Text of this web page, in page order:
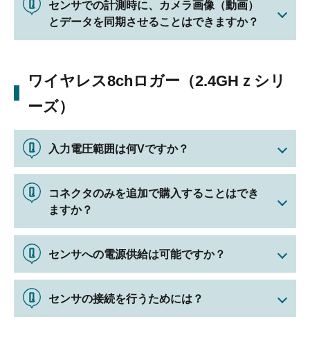
センサでの計測時に、カメラ画像（動画）
とデータを同期させることはできますか？
ワイヤレス8chロガー（2.4GHｚシリ
ーズ）
入力電圧範囲は何Vですか？
コネクタのみを追加で購入することはでき
ますか？
センサへの電源供給は可能ですか？
センサの接続を行うためには？